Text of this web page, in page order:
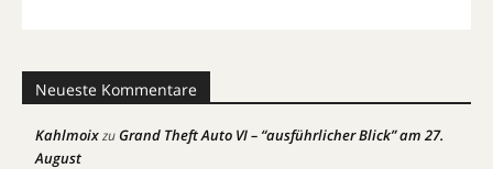
Neueste Kommentare
KahlmoixzuGrand Theft Auto VI – “ausführlicher Blick” am 27.
August